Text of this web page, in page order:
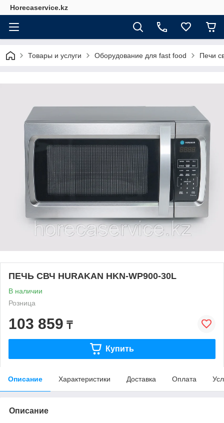
Horecaservice.kz
Товары и услуги Оборудование для fast food Печи
ПЕЧЬ СВЧ HURAKAN HKN-WP900-30L
В наличии
Розница
103 859 ₸
Купить
Описание Характеристики Доставка Оплата
Описание